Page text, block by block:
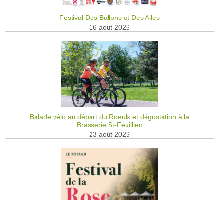
Festival Des Ballons et Des Ailes
16 août 2026
Balade vélo au départ du Roeulx et dégustation à la
Brasserie St-Feuillien
23 août 2026